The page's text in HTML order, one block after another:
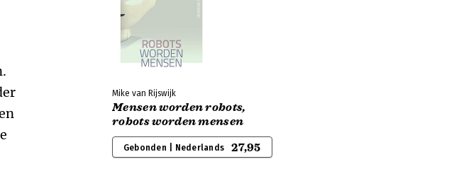
Mike van Rijswijk
Mensen worden robots,
robots worden mensen
Gebonden | Nederlands 27,95